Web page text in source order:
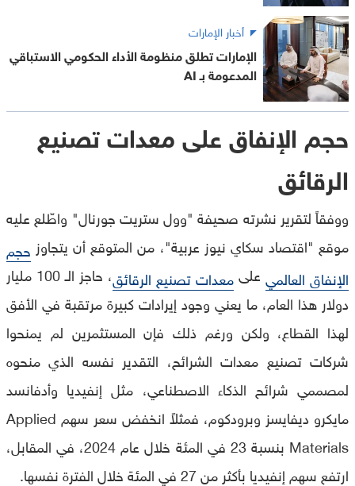
أخبار الإمارات
الإمارات تطلق منظومة الأداء الحكومي الاستباقي
المدعومة بـ AI
حجم الإنفاق على معدات تصنيع
الرقائق
ووفقاً لتقرير نشرته صحيفة "وول ستريت جورنال" واطّلع عليه
موقع "اقتصاد سكاي نيوز عربية"، من المتوقع أن يتجاوز حجم
الإنفاق العالمي علىمعدات تصنيع الرقائق
، حاجز الـ 100 مليار
دولار هذا العام، ما يعني وجود إيرادات كبيرة مرتقبة في الأفق
لهذا القطاع، ولكن ورغم ذلك فإن المستثمرين لم يمنحوا
شركات تصنيع معدات الشرائح، التقدير نفسه الذي منحوه
لمصممي شرائح الذكاء الاصطناعي، مثل إنفيديا وأدفانسد
مايكرو ديفايسز وبرودكوم، فمثلاً انخفض سعر سهم Applied
Materials بنسبة 23 في المئة خلال عام 2024، في المقابل،
ارتفع سهم إنفيديا بأكثر من 27 في المئة خلال الفترة نفسها.